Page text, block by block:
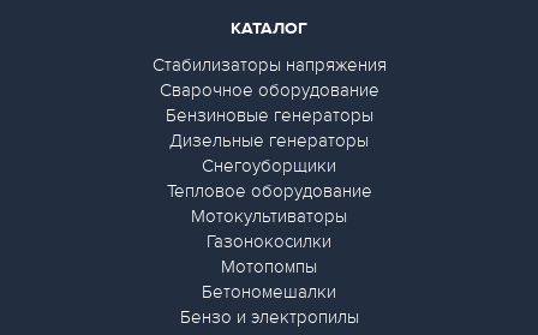
КАТАЛОГ
Стабилизаторы напряжения
Сварочное оборудование
Бензиновые генераторы
Дизельные генераторы
Снегоуборщики
Тепловое оборудование
Мотокультиваторы
Газонокосилки
Мотопомпы
Бетономешалки
Бензо и электропилы